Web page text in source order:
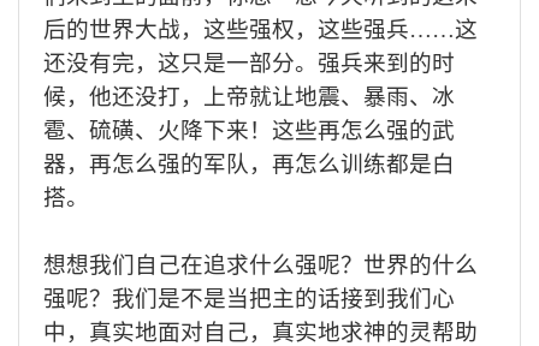
后的世界大战，这些强权，这些强兵……这
还没有完，这只是一部分。强兵来到的时
候，他还没打，上帝就让地震、暴雨、冰
雹、硫磺、火降下来！这些再怎么强的武
器，再怎么强的军队，再怎么训练都是白
搭。
想想我们自己在追求什么强呢？世界的什么
强呢？我们是不是当把主的话接到我们心
中，真实地面对自己，真实地求神的灵帮助